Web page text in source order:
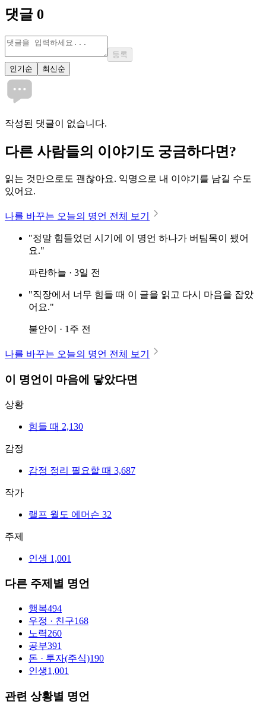
댓글 0
등록
인기순
최신순
작성된 댓글이 없습니다.
다른 사람들의 이야기도 궁금하다면?
읽는 것만으로도 괜찮아요. 익명으로 내 이야기를 남길 수도
있어요.
나를 바꾸는 오늘의 명언 전체 보기
"정말 힘들었던 시기에 이 명언 하나가 버팀목이 됐어
요."
파란하늘 · 3일 전
"직장에서 너무 힘들 때 이 글을 읽고 다시 마음을 잡았
어요."
불안이 · 1주 전
나를 바꾸는 오늘의 명언 전체 보기
이 명언이 마음에 닿았다면
상황
힘들 때 2,130
감정
감정 정리 필요할 때 3,687
작가
랠프 월도 에머슨 32
주제
인생 1,001
다른 주제별 명언
행복494
우정 · 친구168
노력260
공부391
돈 · 투자(주식)190
인생1,001
관련 상황별 명언